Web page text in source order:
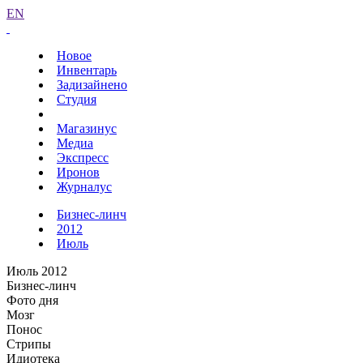
EN
Новое
Инвентарь
Задизайнено
Студия
Магазинус
Медиа
Экспресс
Иронов
Журналус
Бизнес-линч
2012
Июль
Июль 2012
Бизнес-линч
Фото дня
Мозг
Понос
Стрипы
Идиотека